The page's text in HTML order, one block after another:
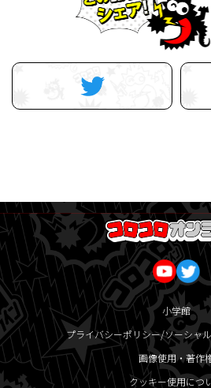
小学館
プライバシーポリシー/ソーシャ
画像使用・著作
クッキー使用につ